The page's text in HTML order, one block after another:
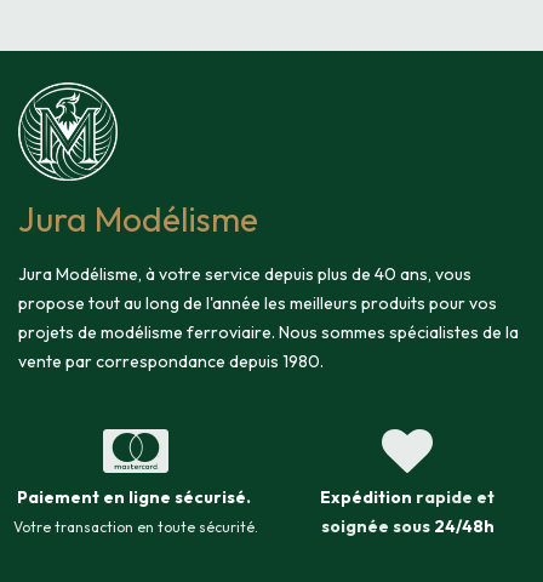
Jura Modélisme
Jura Modélisme, à votre service depuis plus de 40 ans, vous
propose tout au long de l'année les meilleurs produits pour vos
projets de modélisme ferroviaire. Nous sommes spécialistes de la
vente par correspondance depuis 1980.
Paiement en ligne sécurisé.
Votre transaction en toute sécurité.
Expédition rapide et
soignée sous 24/48h